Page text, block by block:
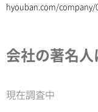
hyouban.com/company/
会社の著名人
現在調査中